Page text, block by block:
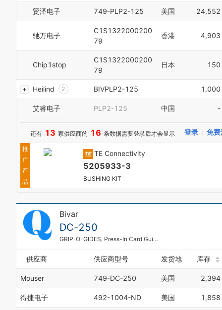
贸泽电子 749-PLP2-125 美国 24,552
驰万电子
C1S1322000200
79
香港 4,903
Chip1stop
C1S1322000200
79
日本 150
Heilind
0
2
7
2
5
6
7
BIVPLP2-125 1,000
艾睿电子 PLP2-125 中国 -
还有 13 家供应商的 16 条数据需要登录后才会显示 登录 免
推
广
产
品
TE Connectivity
5205933-3
BUSHING KIT
Bivar
DC-250
GRIP-O-GIDES, Press-In Card Guide, Deep Channel, 2.5 in.
供应商 供应商型号 发货地 库存
Mouser 749-DC-250 美国 2,394
得捷电子 492-1004-ND 美国 1,858